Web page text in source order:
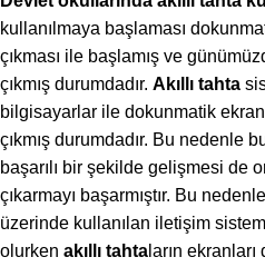
kullanılmaya başlaması
çıkması ile başlamış ve
çıkmış durumdadır. Akıllı tahta
bilgisayarlar ile dokunmatik
çıkmış durumdadır. Bu nedenle
başarılı bir şekilde gelişmesi de
çıkarmayı başarmıştır. Bu
üzerinde kullanılan iletişim
olurken akıllı tahta ların